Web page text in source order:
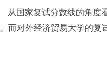
从国家复试分数线的角度
而对外经济贸易大学的复